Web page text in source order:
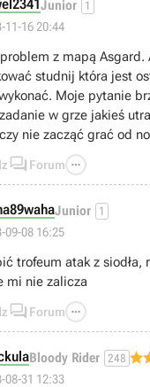
Junior 1
11-16 20:44
z mapą
studnij która jest
Moje pytanie
w grze jakieś
nie zacząć grać od
 Forum 
Junior 1
09-08 16:25
trofeum atak z siodła,
mi nie zalicza
 Forum 
Bloody Rider 248
08-31 12:33